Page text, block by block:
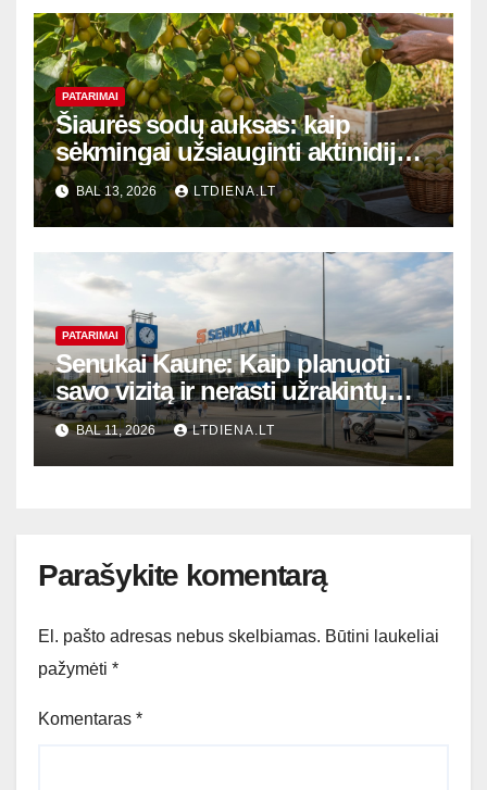
PATARIMAI
Šiaurės sodų auksas: kaip
sėkmingai užsiauginti aktinidijas
ir mėgautis mini kiviais
BAL 13, 2026 LTDIENA.LT
PATARIMAI
Senukai Kaune: Kaip planuoti
savo vizitą ir nerasti užrakintų
durų – išsami laiko bei lokacijų
apžvalga
BAL 11, 2026 LTDIENA.LT
Parašykite komentarą
El. pašto adresas nebus skelbiamas. Būtini laukeliai
pažymėti *
Komentaras *